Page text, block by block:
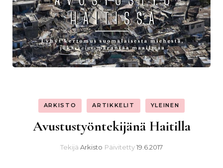
ARKISTO ARTIKKELIT YLEINEN
Avustustyöntekijänä Haitilla
Tekijä Arkisto Päivitetty19.6.2017